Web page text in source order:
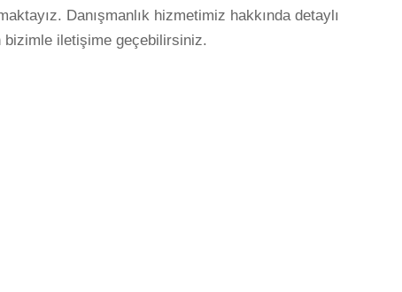
Danışmanlık hizmetimiz hakkında detaylı
bizimle iletişime geçebilirsiniz.